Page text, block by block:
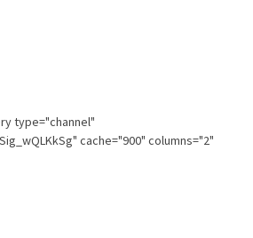
type="channel"
cache="900" columns="2"